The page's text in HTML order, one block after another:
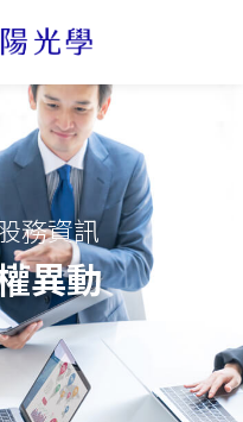
務資訊
異動